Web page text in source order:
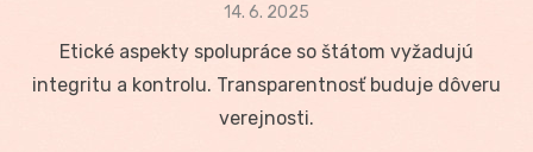
Posted
14. 6. 2025
Etické aspekty spolupráce so štátom vyžadujú
integritu a kontrolu. Transparentnosť buduje dôveru
verejnosti.